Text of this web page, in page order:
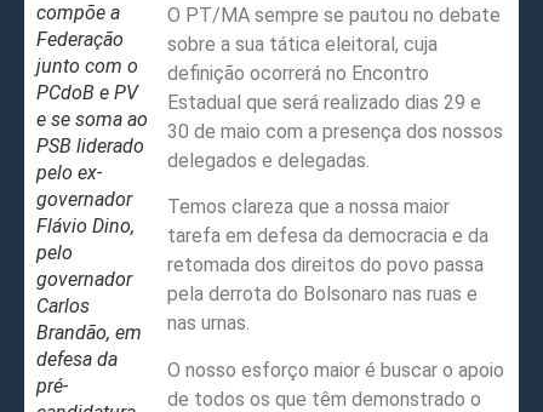
compõe a
Federação
junto com o
PCdoB e PV
e se soma ao
PSB liderado
pelo ex-
governador
Flávio Dino,
pelo
governador
Carlos
Brandão, em
defesa da
pré-
O PT/MA sempre se pautou no debate
sobre a sua tática eleitoral, cuja
definição ocorrerá no Encontro
Estadual que será realizado dias 29 e
30 de maio com a presença dos nossos
delegados e delegadas.
Temos clareza que a nossa maior
tarefa em defesa da democracia e da
retomada dos direitos do povo passa
pela derrota do Bolsonaro nas ruas e
nas urnas.
O nosso esforço maior é buscar o apoio
de todos os que têm demonstrado o